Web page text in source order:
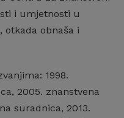
i umjetnosti u
otkada obnaša i
1998.
2005. znanstvena
suradnica, 2013.